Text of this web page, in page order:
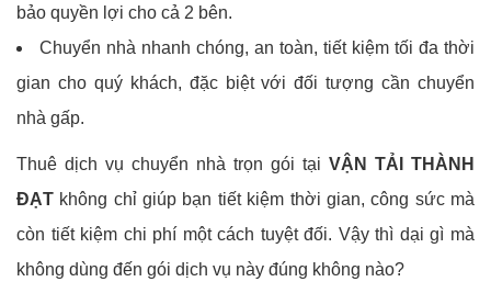
bảo quyền lợi cho cả 2 bên.
Chuyển nhà nhanh chóng, an toàn, tiết kiệm tối đa thời
gian cho quý khách, đặc biệt với đối tượng cần chuyển
nhà gấp.
Thuê dịch vụ chuyển nhà trọn gói tại VẬN TẢI THÀNH
ĐẠT không chỉ giúp bạn tiết kiệm thời gian, công sức mà
còn tiết kiệm chi phí một cách tuyệt đối. Vậy thì dại gì mà
không dùng đến gói dịch vụ này đúng không nào?